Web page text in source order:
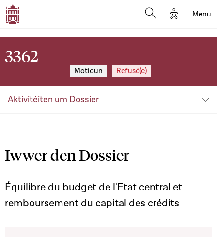
Options
Menu
3362
Motioun Refusé(e)
Aktivitéiten um Dossier
Iwwer den Dossier
Équilibre du budget de l'Etat central et
remboursement du capital des crédits